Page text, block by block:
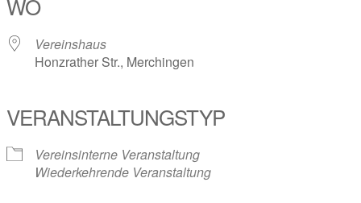
Vereinshaus
Honzrather Str., Merchingen
VERANSTALTUNGSTYP
Vereinsinterne Veranstaltung
Wiederkehrende Veranstaltung